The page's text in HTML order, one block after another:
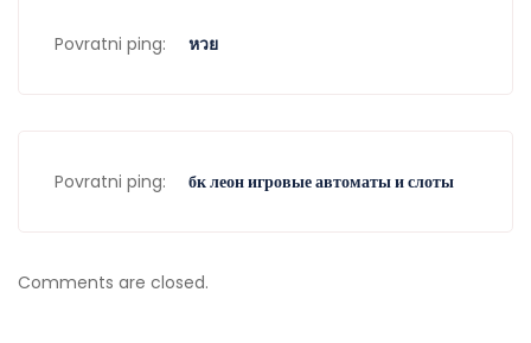
Povratni ping: หวย
Povratni ping: бк леон игровые автоматы и слоты
Comments are closed.